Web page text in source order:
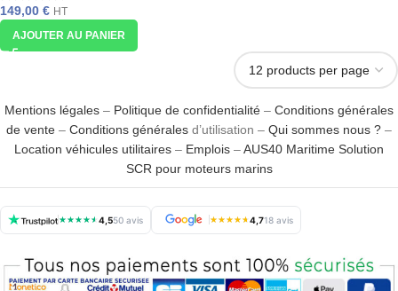
149,00 € HT
AJOUTER AU PANIER
Mentions légales – Politique de confidentialité – Conditions générales
de vente – Conditions générales d’utilisation – Qui sommes nous ? –
Location véhicules utilitaires – Emplois –AUS40 Maritime Solution
SCR pour moteurs marins
★★★★★4,550 avis ★★★★★4,718 avis